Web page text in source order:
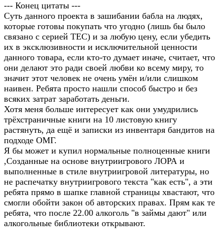
--- Конец цитаты ---
Суть данного проекта в зашибании бабла на людях,
которые готовы покупать что угодно (лишь бы было
связано с серией ТЕС) и за любую цену, если убедить
их в эксклюзивности и исключительной ценности
данного товара, если кто-то думает иначе, считает, что
они делают это ради своей любви ко всему миру, то
значит этот человек не очень умён и/или слишком
наивен. Ребята просто нашли способ быстро и без
всяких затрат заработать деньги.
Хотя меня больше интересует как они умудрились
трёхстраничные книги на 10 листовую книгу
растянуть, да ещё и записки из инвентаря бандитов на
подходе ОМГ.
Я бы может и купил нормальные полноценные книги
,Созданные на основе внутриигрового ЛОРА и
выполненные в стиле внутриигровой литературы, но
не распечатку внутриигрового текста "как есть", а эти
ребята прямо в шапке главной страницы хвастают, что
смогли обойти закон об авторских правах. Прям как те
ребята, что после 22.00 алкоголь "в займы дают" или
алкогольные библиотеки открывают.